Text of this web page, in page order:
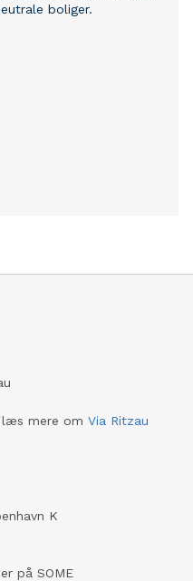
boliger.
mere om Via Ritzau
K
på SOME